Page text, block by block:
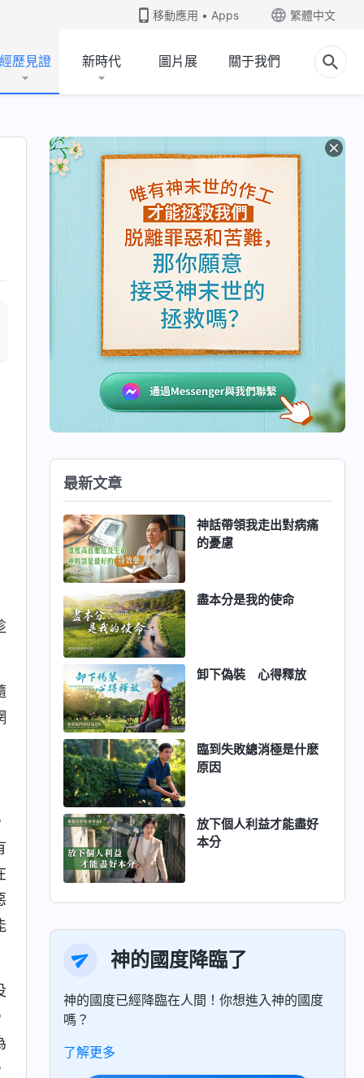
移動應用 • Apps 繁體中文
經歷見證 新時代 圖片展 關于我們
最新文章
神話帶領我走出對病痛
的憂慮
盡本分是我的使命
卸下偽裝 心得釋放
臨到失敗總消極是什麽
原因
放下個人利益才能盡好
本分
神的國度降臨了
神的國度已經降臨在人間！你想進入神的國度
嗎？
了解更多